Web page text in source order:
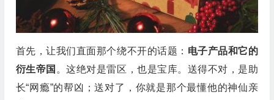
首先，让我们直面那个绕不开的话题： 电子产品和它的
衍生帝国 。这绝对是雷区，也是宝库。送得不对，是助
长“网瘾”的帮凶；送对了，你就是那个最懂他的神仙亲